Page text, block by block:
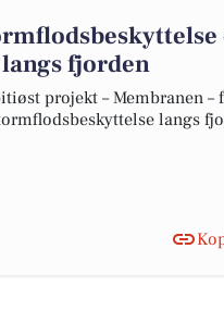
fjorden
projekt – Membranen –
langs